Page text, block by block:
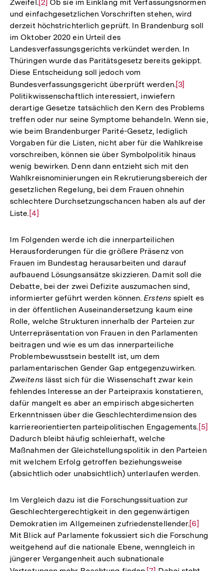
Zweifel.Zur
Auflösung
der
Fußnote
[2] Ob sie im Einklang mit Verfassungsnormen
und einfachgesetzlichen Vorschriften stehen, wird
derzeit höchstrichterlich geprüft. In Brandenburg soll
im Oktober 2020 ein Urteil des
Landesverfassungsgerichts verkündet werden. In
Thüringen wurde das Paritätsgesetz bereits gekippt.
Diese Entscheidung soll jedoch vom
Bundesverfassungsgericht überprüft werden.Zur
der
Fußnote
[3]
Politikwissenschaftlich interessiert, inwiefern
derartige Gesetze tatsächlich den Kern des Problems
treffen oder nur seine Symptome behandeln. Wenn sie,
wie beim Brandenburger Parité-Gesetz, lediglich
Vorgaben für die Listen, nicht aber für die Wahlkreise
vorschreiben, können sie über Symbolpolitik hinaus
wenig bewirken. Denn dann entzieht sich mit den
Wahlkreisnominierungen ein Rekrutierungsbereich der
gesetzlichen Regelung, bei dem Frauen ohnehin
schlechtere Durchsetzungschancen haben als auf der
Liste. Zur
der
Fußnote
[4]
Im Folgenden werde ich die innerparteilichen
Herausforderungen für die größere Präsenz von
Frauen im Bundestag herausarbeiten und darauf
aufbauend Lösungsansätze skizzieren. Damit soll die
Debatte, bei der zwei Defizite auszumachen sind,
informierter geführt werden können. Erstensspielt es
in der öffentlichen Auseinandersetzung kaum eine
Rolle, welche Strukturen innerhalb der Parteien zur
Unterrepräsentation von Frauen in den Parlamenten
beitragen und wie es um das innerparteiliche
Problembewusstsein bestellt ist, um dem
parlamentarischen Gender Gap entgegenzuwirken.
Zweitenslässt sich für die Wissenschaft zwar kein
fehlendes Interesse an der Parteipraxis konstatieren,
dafür mangelt es aber an empirisch abgesicherten
Erkenntnissen über die Geschlechterdimension des
karriereorientierten parteipolitischen Engagements. Zur
der
[5]
Dadurch bleibt häufig schleierhaft, welche
Maßnahmen der Gleichstellungspolitik in den Parteien
mit welchem Erfolg getroffen beziehungsweise
(absichtlich oder unabsichtlich) unterlaufen werden.
Im Vergleich dazu ist die Forschungssituation zur
Geschlechtergerechtigkeit in den gegenwärtigen
Demokratien im Allgemeinen zufriedenstellender.Zur
der
[6]
Mit Blick auf Parlamente fokussiert sich die Forschung
weitgehend auf die nationale Ebene, wenngleich in
jüngerer Vergangenheit auch subnationale